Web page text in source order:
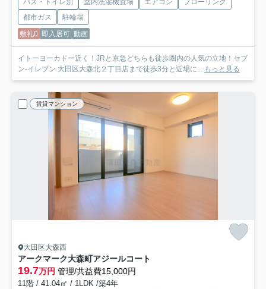
バス・トイレ別 室内洗濯機置場 エアコン
フローリング
都市ガス
駐輪場
敷礼0 即入居可 動画
イトーヨーカドー近く！JRと京急どちらも徒歩圏内の人気の立地！セブ
ン-イレブン 大田区大森北２丁目店まで徒歩3分と近場に... もっと見る
賃貸マンション
大田区大森西
アークマーク大森町アジールコート
19.7万円 管理/共益費15,000円
11階 / 41.04㎡ / 1LDK /築4年